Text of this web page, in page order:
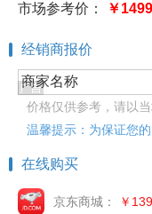
市场参考价： ￥
经销商报价
商家名称
价格仅供参考，请以
温馨提示：为保证您
在线购买
京东商城： ￥